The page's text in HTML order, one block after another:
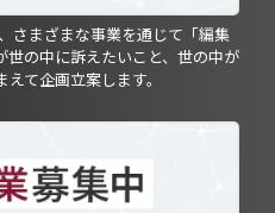
さまざまな事業を通じて「編集
の中に訴えたいこと、世の中が
て企画立案します。